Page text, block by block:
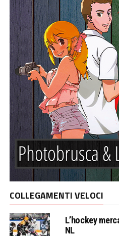
COLLEGAMENTI VELOCI
L’hockey
NL